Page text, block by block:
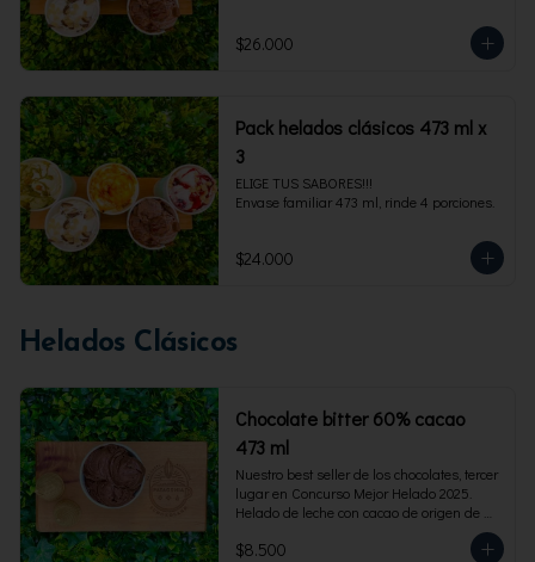
$26.000
Pack helados clásicos 473 ml x
3
ELIGE TUS SABORES!!!
Envase familiar 473 ml, rinde 4 porciones.
$24.000
Helados Clásicos
Chocolate bitter 60% cacao
473 ml
Nuestro best seller de los chocolates, tercer
lugar en Concurso Mejor Helado 2025.
Helado de leche con cacao de origen de
intensidad al 60%. Envase familiar 473 ml,
rinde 4  porciones.
$8.500